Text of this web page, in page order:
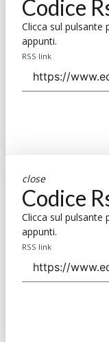
Codice
Clicca sul pulsante
appunti.
RSS link
close
Codice
Clicca sul pulsante
appunti.
RSS link